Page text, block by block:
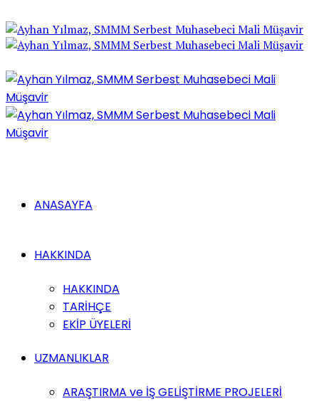
ANASAYFA
HAKKINDA
HAKKINDA
TARİHÇE
EKİP ÜYELERİ
UZMANLIKLAR
ARAŞTIRMA ve İŞ GELİŞTİRME PROJELERİ